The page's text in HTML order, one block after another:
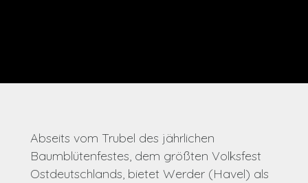
Abseits vom Trubel des jährlichen
Baumblütenfestes, dem größten Volksfest
Ostdeutschlands, bietet Werder (Havel) als